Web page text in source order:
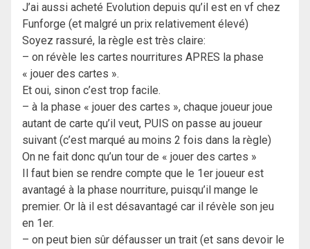
J’ai aussi acheté Evolution depuis qu’il est en vf chez
Funforge (et malgré un prix relativement élevé)
Soyez rassuré, la règle est très claire:
– on révèle les cartes nourritures APRES la phase
« jouer des cartes ».
Et oui, sinon c’est trop facile.
– à la phase « jouer des cartes », chaque joueur joue
autant de carte qu’il veut, PUIS on passe au joueur
suivant (c’est marqué au moins 2 fois dans la règle)
On ne fait donc qu’un tour de « jouer des cartes »
Il faut bien se rendre compte que le 1er joueur est
avantagé à la phase nourriture, puisqu’il mange le
premier. Or là il est désavantagé car il révèle son jeu
en 1er.
– on peut bien sûr défausser un trait (et sans devoir le